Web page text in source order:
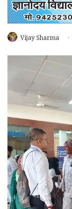
Vijay Sharma